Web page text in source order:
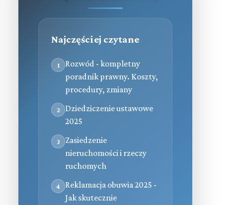
Najczęściej czytane
1
Rozwód - kompletny
poradnik prawny. Koszty,
procedury, zmiany
2
Dziedziczenie ustawowe
2025
3
Zasiedzenie
nieruchomości i rzeczy
ruchomych
4
Reklamacja obuwia 2025 -
Jak skutecznie